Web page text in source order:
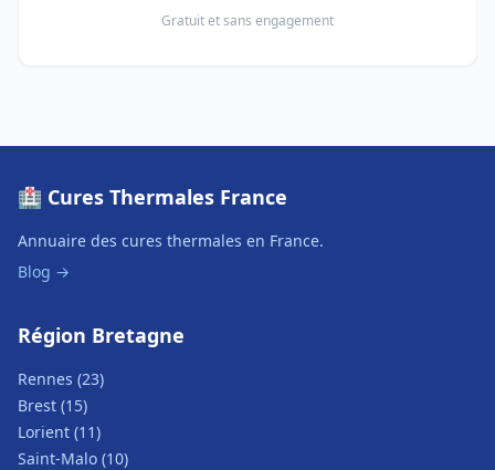
Gratuit et sans engagement
🏥 Cures Thermales France
Annuaire des cures thermales en France.
Blog →
Région Bretagne
Rennes (23)
Brest (15)
Lorient (11)
Saint-Malo (10)